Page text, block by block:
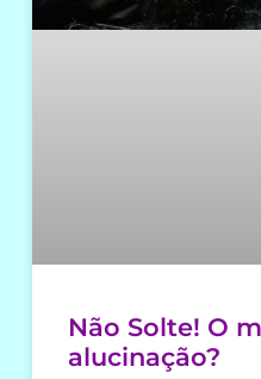
Não Solte! O
alucinação?